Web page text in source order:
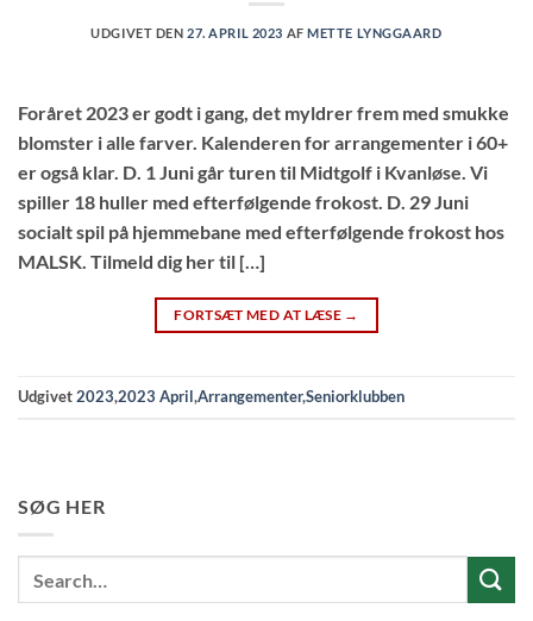
SØG HER
UDGIVET DEN27. APRIL 2023 AFMETTE LYNGGAARD
Foråret 2023 er godt i gang, det myldrer frem med smukke
blomster i alle farver. Kalenderen for arrangementer i 60+
er også klar. D. 1 Juni går turen til Midtgolf i Kvanløse. Vi
spiller 18 huller med efterfølgende frokost. D. 29 Juni
socialt spil på hjemmebane med efterfølgende frokost hos
MALSK. Tilmeld dig her til […]
FORTSÆT MED AT LÆSE →
Udgivet2023,2023 April,Arrangementer,Seniorklubben